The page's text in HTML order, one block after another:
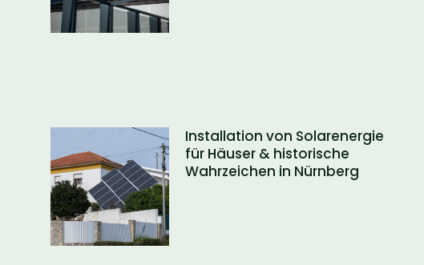
Installation von Solarenergie
für Häuser & historische
Wahrzeichen in Nürnberg